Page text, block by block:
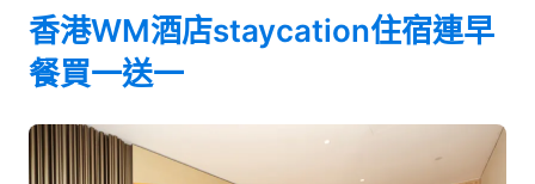
香港WM酒店staycation住宿連早
餐買一送一